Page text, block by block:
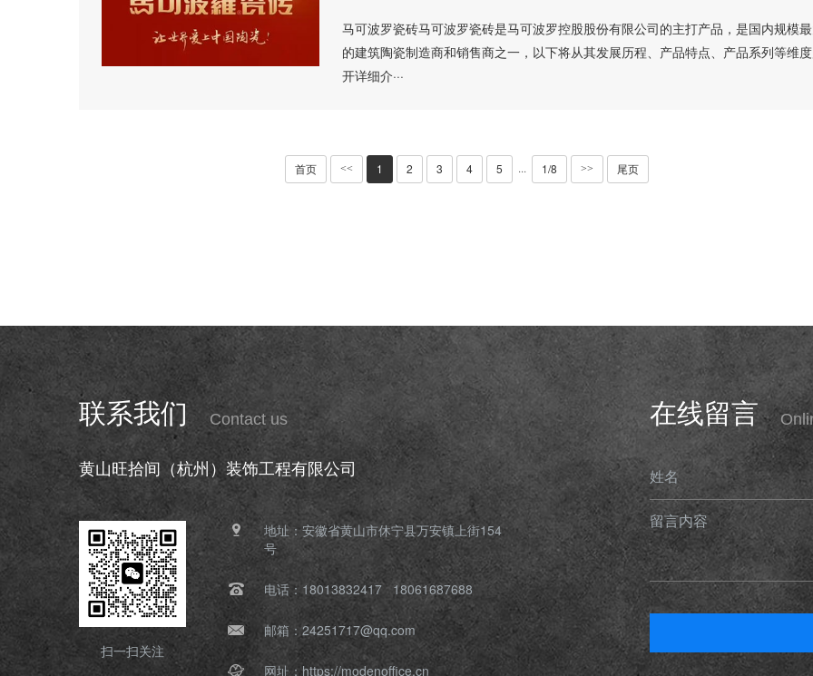
马可波罗瓷砖马可波罗瓷砖是马可波罗控股股份有限公司的主打产品，是国内规模
的建筑陶瓷制造商和销售商之一，以下将从其发展历程、产品特点、产品系列等维
开详细介···
首页 << 1 2 3 4 5 ··· 1/8 >> 尾页
在线留言
姓名
留言内容
联系我们 Contact us
黄山旺拾间（杭州）装饰工程有限公司
扫一扫关注
地址：安徽省黄山市休宁县万安镇上街154
号
电话：18013832417 18061687688
邮箱：24251717@qq.com
网址：https://modenoffice.cn